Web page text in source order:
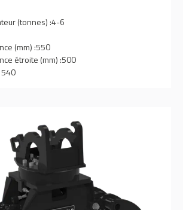
(tonnes) :4-6
(mm) :550
étroite (mm) :500